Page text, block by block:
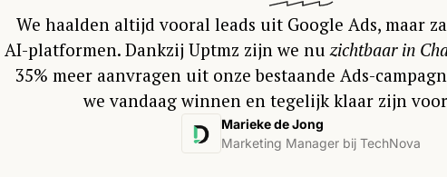
We haalden altijd vooral leads uit Google Ads, maar
AI-platformen. Dankzij Uptmz zijn we nuzichtbaar in
35% meer aanvragen uit onze bestaande Ads-
we vandaag winnen en tegelijk klaar zijn
Marieke de Jong
Marketing Manager bij TechNova